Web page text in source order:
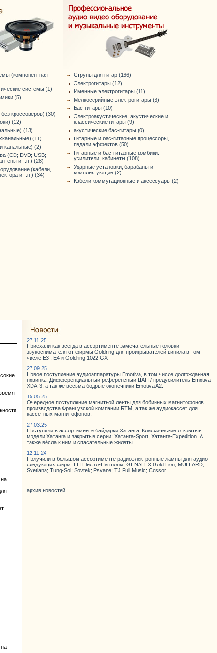
(компонентная
системы (1)
(5)
кроссоверов) (30)
(12)
(13)
(11)
канальные) (2)
(CD; DVD; USB;
и т.п.) (28)
(кабели,
и т.п.) (34)
Струны для гитар (166)
Электрогитары (12)
Именные электрогитары (11)
Мелкосерийные электрогитары (3)
Бас-гитары (10)
Электроакустические, акустические и
классические гитары (9)
акустические бас-гитары (0)
Гитарные и бас-гитарные процессоры,
педали эффектов (50)
Гитарные и бас-гитарные комбики,
усилители, кабинеты (108)
Ударные установки, барабаны и
комплектующие (2)
Кабели коммутационные и аксессуары (2)
на
на
27.11.25
Приехали как всегда в ассортименте замечательные головки
звукоснимателя от фирмы Goldring для проигрывателей винила в том
числе E3 ; E4 и Goldring 1022 GX
27.09.25
Новое поступление аудиоаппаратуры Emotiva, в том числе долгожданная
новинка: Дифференциальный референсный ЦАП / предусилитель Emotiva
XDA-3, а так же весьма бодрые оконечники Emotiva A2.
15.05.25
Очередное поступление магнитной ленты для бобинных магнитофонов
производства Французской компании RTM, а так же аудиокассет для
кассетных магнитофонов.
27.03.25
Поступили в ассортименте байдарки Хатанга. Классические открытые
модели Хатанга и закрытые серии: Хатанга-Sport, Хатанга-Expedition. А
также вёсла к ним и спасательные жилеты.
12.11.24
Получили в большом ассортименте радиоэлектронные лампы для аудио
следующих фирм: EH Electro-Harmonix; GENALEX Gold Lion; MULLARD;
Svetlana; Tung-Sol; Sovtek; Psvane; TJ Full Music; Cossor.
архив новостей...